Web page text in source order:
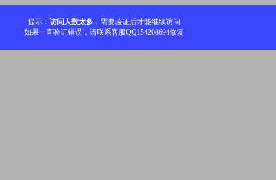
提示： 访问人数太多 ，需要验证后才能继续访问
如果一直验证错误，请联系客服QQ154208694修复